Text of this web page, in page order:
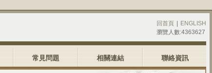
回首頁
ENGLISH
瀏覽人數:4363627
常見問題 相關連結 聯絡資訊